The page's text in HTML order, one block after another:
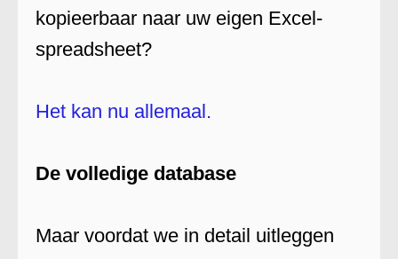
kopieerbaar naar uw eigen Excel-
spreadsheet?
Het kan nu allemaal.
De volledige database
Maar voordat we in detail uitleggen